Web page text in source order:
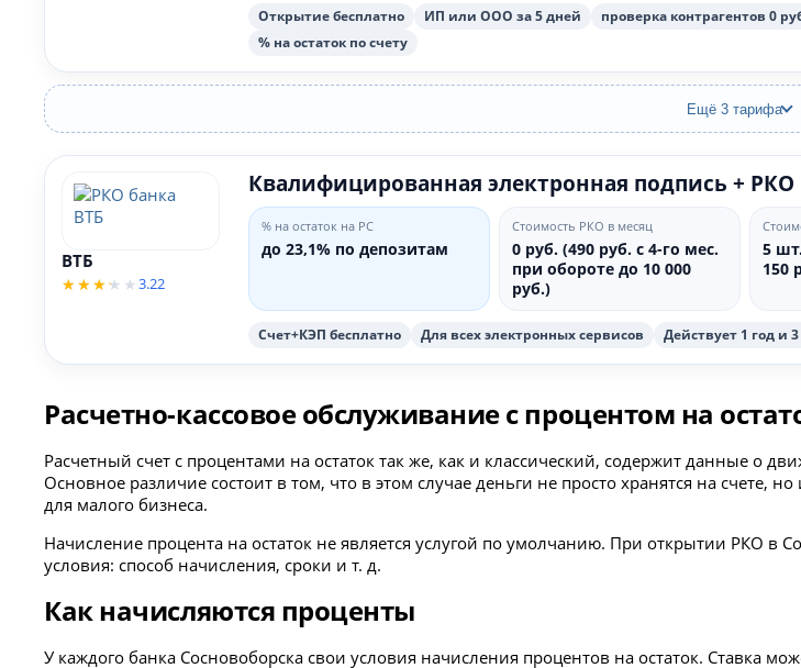
Открытие бесплатно ИП или ООО за 5 дней проверка контрагентов 0
% на остаток по счету
Ещё 3 тарифа
ВТБ
3.22
Квалифицированная электронная подпись + РКО
% на остаток на РС
до 23,1% по депозитам
Стоимость РКО в месяц
0 руб. (490 руб. с 4-го мес.
при обороте до 10 000
руб.)
5
150
Счет+КЭП бесплатно Для всех электронных сервисов Действует 1 год и
Расчетно-кассовое обслуживание с процентом на
Расчетный счет с процентами на остаток так же, как и классический, содержит данные о
Основное различие состоит в том, что в этом случае деньги не просто хранятся на счете,
для малого бизнеса.
Начисление процента на остаток не является услугой по умолчанию. При открытии РКО в
условия: способ начисления, сроки и т. д.
Как начисляются проценты
У каждого банка Сосновоборска свои условия начисления процентов на остаток. Ставка